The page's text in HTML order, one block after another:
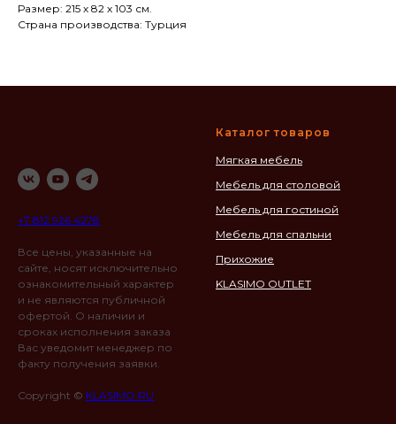
Размер: 215 х 82 х 103 см.
Страна производства: Турция
+7 812 926 4278
Все цены, указанные на
сайте, носят исключительно
ознакомительный характер
и не являются публичной
офертой. О наличии и
сроках исполнения заказа
Вас уведомит менеджер по
факту получения заявки.
Copyright © KLASIMO.RU
Каталог товаров
Мягкая мебель
Мебель для столовой
Мебель для гостиной
Мебель для спальни
Прихожие
KLASIMO OUTLET